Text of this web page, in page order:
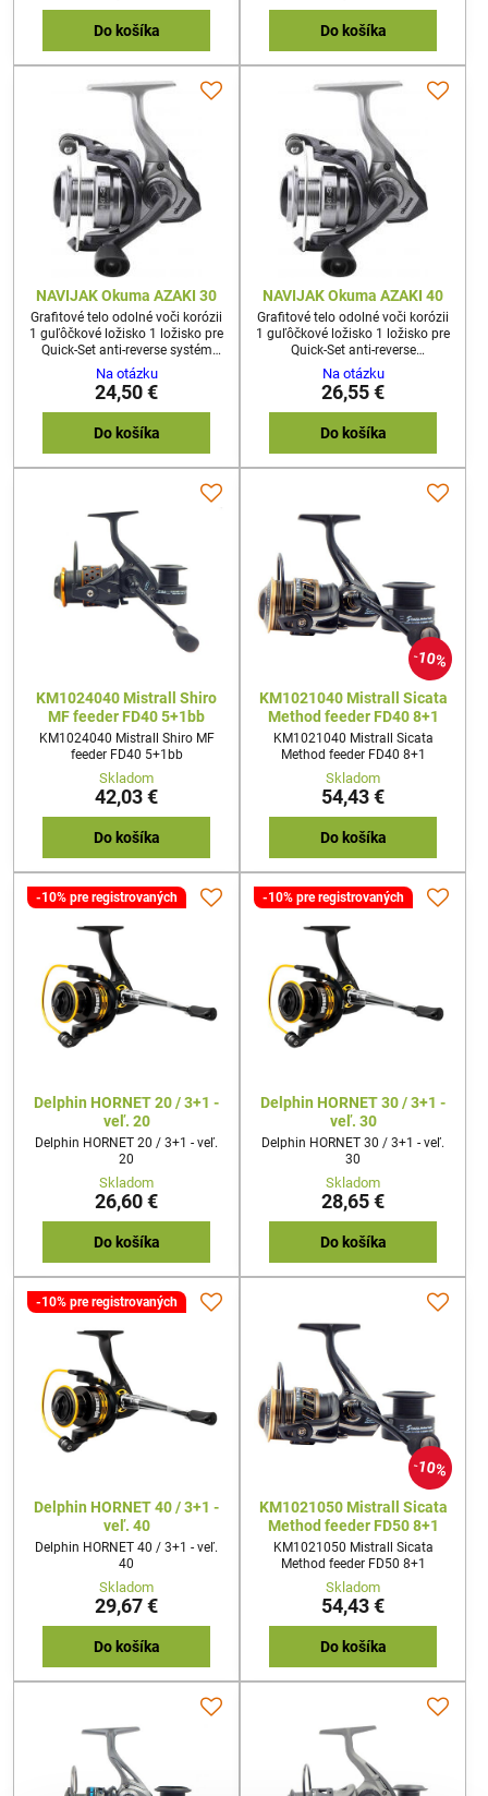
Do košíka Do košíka
NAVIJAK Okuma AZAKI 30
Grafitové telo odolné voči korózii
1 guľôčkové ložisko 1 ložisko pre
Quick-Set anti-reverse systém
Mosadzné strojovo obrábané
prevody hliníková cievka
Grafitová kľučka s ABS
koncovkou
Na otázku
24,50 €
Do košíka
NAVIJAK Okuma AZAKI 40
Grafitové telo odolné voči korózii
1 guľôčkové ložisko 1 ložisko pre
Quick-Set anti-reverse
systémMosadzné strojovo
obrábané prevody hliníková
cievkaGrafitová kľučka s ABS
koncovkou
Na otázku
26,55 €
Do košíka
KM1024040 Mistrall Shiro
MF feeder FD40 5+1bb
KM1024040 Mistrall Shiro MF
feeder FD40 5+1bb
Skladom
42,03 €
Do košíka
10%
KM1021040 Mistrall Sicata
Method feeder FD40 8+1
KM1021040 Mistrall Sicata
Method feeder FD40 8+1
Skladom
54,43 €
Do košíka
-10% pre registrovaných
Delphin HORNET 20 / 3+1 -
veľ. 20
Delphin HORNET 20 / 3+1 - veľ.
20
Skladom
26,60 €
Do košíka
-10% pre registrovaných
Delphin HORNET 30 / 3+1 -
veľ. 30
Delphin HORNET 30 / 3+1 - veľ.
30
Skladom
28,65 €
Do košíka
-10% pre registrovaných
Delphin HORNET 40 / 3+1 -
veľ. 40
Delphin HORNET 40 / 3+1 - veľ.
40
Skladom
29,67 €
Do košíka
10%
KM1021050 Mistrall Sicata
Method feeder FD50 8+1
KM1021050 Mistrall Sicata
Method feeder FD50 8+1
Skladom
54,43 €
Do košíka